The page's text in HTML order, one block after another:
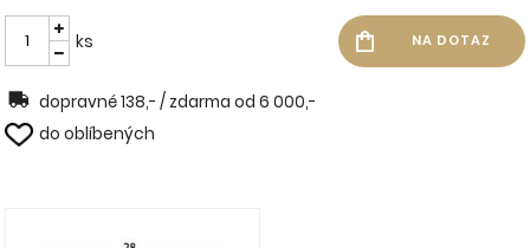
ks
dopravné 138,- / zdarma od 6 000,-
do oblíbených